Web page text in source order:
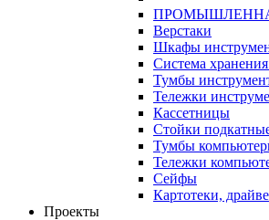
Верстаки
Шкафы
Система
Тумбы
Тележки
Кассетницы
Стойки
Тумбы
Тележки
Сейфы
Картотеки,
Проекты